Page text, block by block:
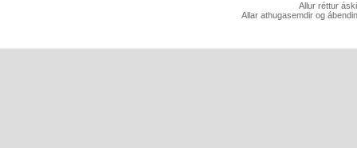
Allur réttur
Allar athugasemdir og